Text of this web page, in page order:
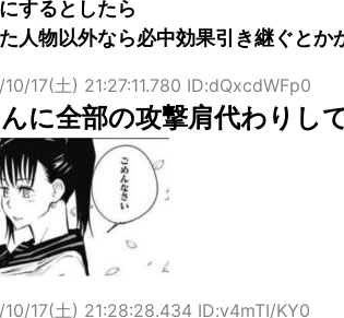
するとしたら
人物以外なら必中効果引き継ぐとか
17(土) 21:27:11.780 ID:dQxcdWFp0
に全部の攻撃肩代わりし
17(土) 21:28:28.434 ID:v4mTI/KY0